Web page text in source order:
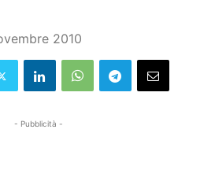
2010
- Pubblicità -